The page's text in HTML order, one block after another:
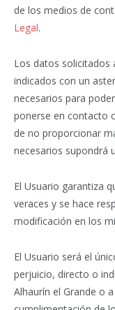
de los medios de
Legal.
Los datos solicitados
indicados con un
necesarios para
ponerse en contacto
de no proporcionar
necesarios supondrá
El Usuario garantiza
veraces y se hace
modificación en los
El Usuario será el
perjuicio, directo o
Alhaurín el Grande o